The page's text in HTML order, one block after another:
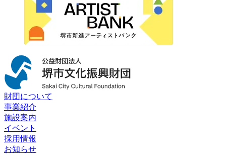
財団について
事業紹介
施設案内
イベント
採用情報
お知らせ